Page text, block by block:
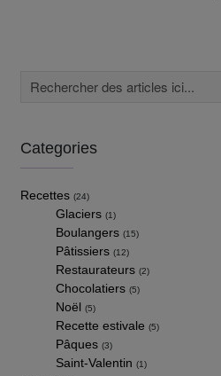
Categories
Recettes(24)
Glaciers(1)
Boulangers(15)
Pâtissiers(12)
Restaurateurs(2)
Chocolatiers(5)
Noël(5)
Recette estivale(5)
Pâques(3)
Saint-Valentin(1)